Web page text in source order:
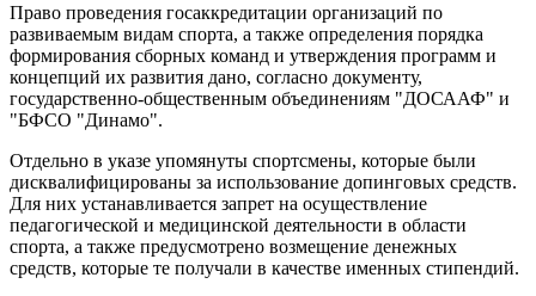
Право проведения госаккредитации организаций по
развиваемым видам спорта, а также определения порядка
формирования сборных команд и утверждения программ и
концепций их развития дано, согласно документу,
государственно-общественным объединениям "ДОСААФ" и
"БФСО "Динамо".
Отдельно в указе упомянуты спортсмены, которые были
дисквалифицированы за использование допинговых средств.
Для них устанавливается запрет на осуществление
педагогической и медицинской деятельности в области
спорта, а также предусмотрено возмещение денежных
средств, которые те получали в качестве именных стипендий.